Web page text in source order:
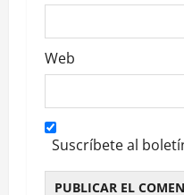
Web
Suscríbete al